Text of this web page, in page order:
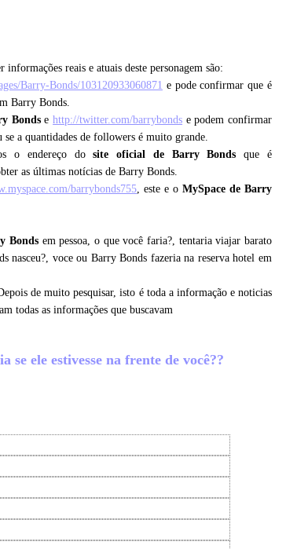
informações reais e atuais deste personagem são:
Barry-Bonds/103120933060871 e pode confirmar que é
Barry Bonds.
Bondsehttp://twitter.com/barrybonds e podem confirmar
a quantidades de followers é muito grande.
o endereço dosite oficial de Barry Bonds que é
as últimas notícias de Barry Bonds.
barrybonds755, este e oMySpace de Barry
Bondsem pessoa, o que você faria?, tentaria viajar barato
nasceu?, voce ou Barry Bonds fazeria na reserva hotel em
de muito pesquisar, isto é toda a informação e noticias
todas as informações que buscavam
ele estivesse na frente de você??